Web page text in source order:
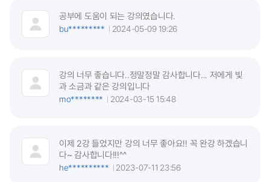
공부에 도움이 되는 강의였습니다.
bu*********
2024-05-09 19:26
강의 너무 좋습니다..정말정말 감사합니다... 저에게 빛
과 소금과 같은 강의입니다
mo********
2024-03-15 15:48
이제 2강 들었지만 강의 너무 좋아요!! 꼭 완강 하겠습니
다~ 감사합니다!!!^^
he**********
2023-07-11 23:56